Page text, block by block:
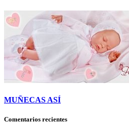
MUÑECAS ASÍ
Comentarios recientes